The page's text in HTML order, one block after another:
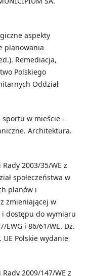
aspekty
planowania
Remediacja,
Polskiego
Oddział
sportu w mieście -
Architektura.
2003/35/WE z
społeczeństwa w
planów i
zmieniającej w
i dostępu do wymiaru
i 86/61/WE. Dz.
UE Polskie wydanie
2009/147/WE z